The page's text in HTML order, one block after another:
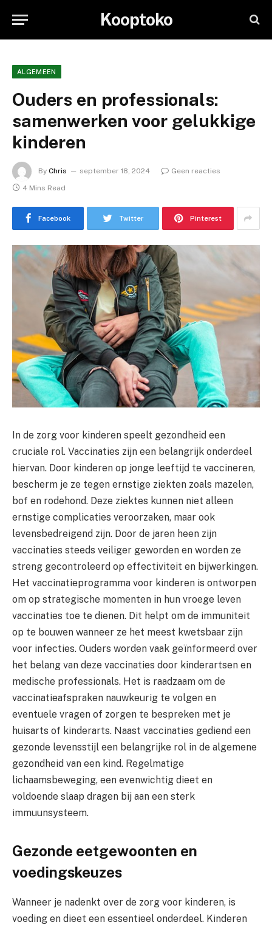
Kooptoko
ALGEMEEN
Ouders en professionals:
samenwerken voor gelukkige
kinderen
By Chris september 18, 2024
Geen reacties
4 Mins Read
Facebook Twitter Pinterest
In de zorg voor kinderen speelt gezondheid een
cruciale rol. Vaccinaties zijn een belangrijk onderdeel
hiervan. Door kinderen op jonge leeftijd te vaccineren,
bescherm je ze tegen ernstige ziekten zoals mazelen,
bof en rodehond. Deze ziektes kunnen niet alleen
ernstige complicaties veroorzaken, maar ook
levensbedreigend zijn. Door de jaren heen zijn
vaccinaties steeds veiliger geworden en worden ze
streng gecontroleerd op effectiviteit en bijwerkingen.
Het vaccinatieprogramma voor kinderen is ontworpen
om op strategische momenten in hun vroege leven
vaccinaties toe te dienen. Dit helpt om de immuniteit
op te bouwen wanneer ze het meest kwetsbaar zijn
voor infecties. Ouders worden vaak geïnformeerd over
het belang van deze vaccinaties door kinderartsen en
medische professionals. Het is raadzaam om de
vaccinatieafspraken nauwkeurig te volgen en
eventuele vragen of zorgen te bespreken met je
huisarts of kinderarts. Naast vaccinaties gediend een
gezonde levensstijl een belangrijke rol in de algemene
gezondheid van een kind. Regelmatige
lichaamsbeweging, een evenwichtig dieet en
voldoende slaap dragen bij aan een sterk
immuunsysteem.
Gezonde eetgewoonten en
voedingskeuzes
Wanneer je nadenkt over de zorg voor kinderen, is
voeding en dieet een essentieel onderdeel. Kinderen